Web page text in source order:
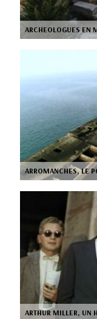
ARCHEOLOGUES EN
ARROMANCHES, LE
ARTHUR MILLER, UN